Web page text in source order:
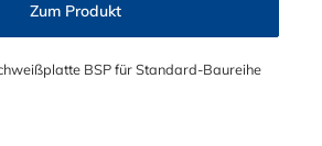
Zum Produkt